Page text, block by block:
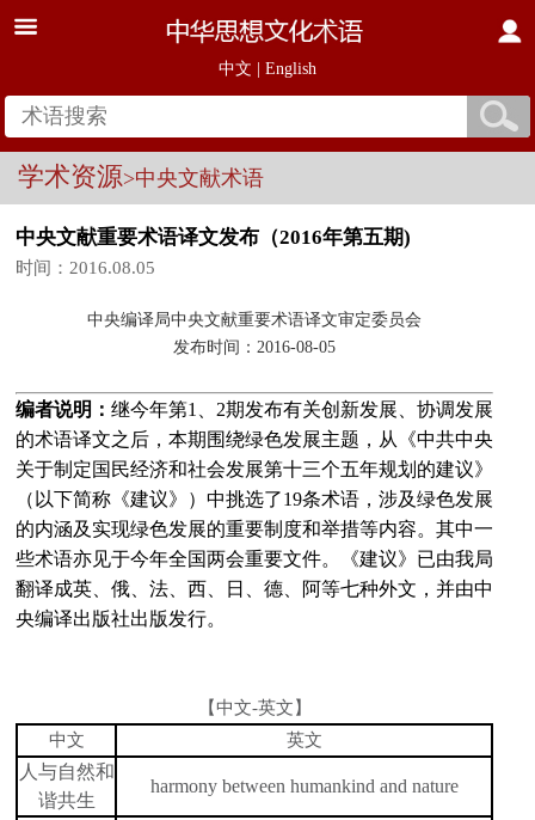
中文 English
学术资源>中央文献术语
中央文献重要术语译文发布（2016年第五期)
时间：2016.08.05
中央编译局中央文献重要术语译文审定委员会
发布时间：2016-08-05
编者说明：继今年第1、2期发布有关创新发展、协调发展
的术语译文之后，本期围绕绿色发展主题，从《中共中央
关于制定国民经济和社会发展第十三个五年规划的建议》
（以下简称《建议》）中挑选了19条术语，涉及绿色发展
的内涵及实现绿色发展的重要制度和举措等内容。其中一
些术语亦见于今年全国两会重要文件。《建议》已由我局
翻译成英、俄、法、西、日、德、阿等七种外文，并由中
央编译出版社出版发行。
【中文-英文】
中文
英文
人与自然和
谐共生
harmony between humankind and nature